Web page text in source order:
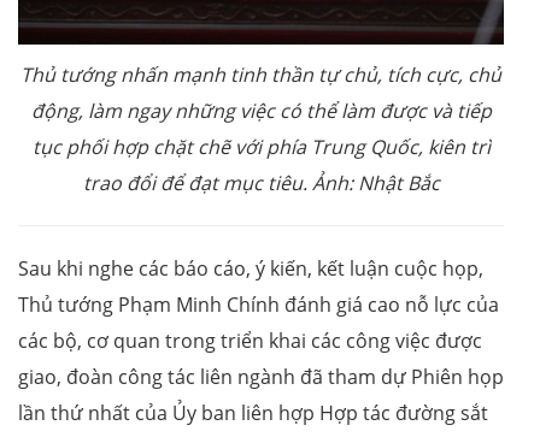
Thủ tướng nhấn mạnh tinh thần tự chủ, tích cực, chủ
động, làm ngay những việc có thể làm được và tiếp
tục phối hợp chặt chẽ với phía Trung Quốc, kiên trì
trao đổi để đạt mục tiêu. Ảnh: Nhật Bắc
Sau khi nghe các báo cáo, ý kiến, kết luận cuộc họp,
Thủ tướng Phạm Minh Chính đánh giá cao nỗ lực của
các bộ, cơ quan trong triển khai các công việc được
giao, đoàn công tác liên ngành đã tham dự Phiên họp
lần thứ nhất của Ủy ban liên hợp Hợp tác đường sắt